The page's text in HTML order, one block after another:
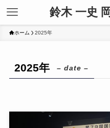
鈴木 一史
ホーム 2025年
2025年 – date –